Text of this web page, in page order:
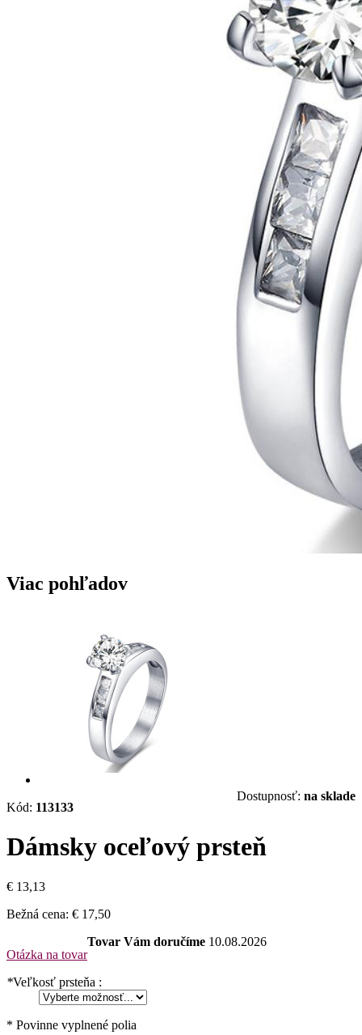
Viac pohľadov
Kód: 113133
Dostupnosť: na sklade
Dámsky oceľový prsteň
€ 13,13
Bežná cena: € 17,50
Otázka na tovar
Tovar Vám doručíme 10.08.2026
*Veľkosť prsteňa :
* Povinne vyplnené polia